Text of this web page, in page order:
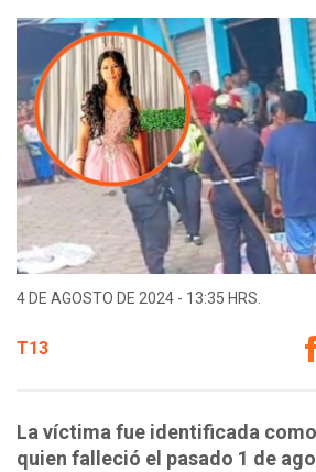
4 DE AGOSTO DE 2024 - 13:35 HRS.
T13
La víctima fue identificada como
quien falleció el pasado 1 de